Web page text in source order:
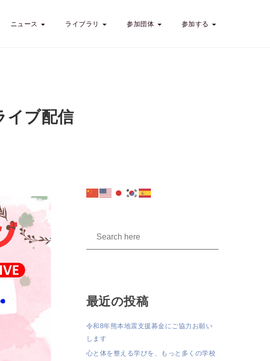
ニュース ライブラリ 参加団体 参加する
イブ配信
最近の投稿
令和8年熊本地震支援募金にご協力お願い
します
心と体を整える学びを、もっと多くの学校